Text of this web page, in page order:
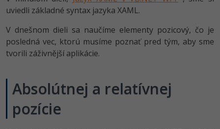
Kotlin -80%
Céčko -80%
VB.NET
UML -80%
uviedli základné syntax jazyka XAML.
V dnešnom dieli sa naučíme elementy pozicový, čo je
posledná vec, ktorú musíme poznať pred tým, aby sme
tvorili záživnější aplikácie.
Absolútnej a relatívnej
pozície